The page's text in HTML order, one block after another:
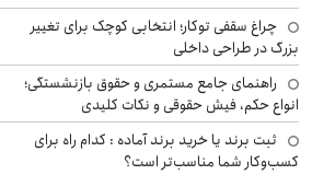
چراغ سقفی توکار؛ انتخابی کوچک برای تغییر
بزرگ در طراحی داخلی
راهنمای جامع مستمری و حقوق بازنشستگی؛
انواع حکم، فیش حقوقی و نکات کلیدی
ثبت برند یا خرید برند آماده : کدام راه برای
کسب‌وکار شما مناسب‌تر است؟